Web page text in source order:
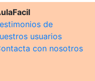
de
usuarios
con nosotros